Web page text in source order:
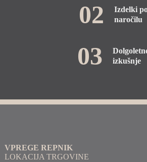
02
Izdelki
naročilu
03
izkušnje
VPREGE REPNIK
LOKACIJA TRGOVINE